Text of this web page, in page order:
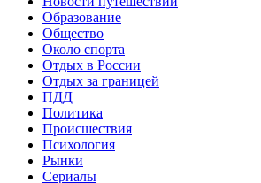
Образование
Общество
Около спорта
Отдых в России
Отдых за границей
ПДД
Политика
Происшествия
Психология
Рынки
Сериалы